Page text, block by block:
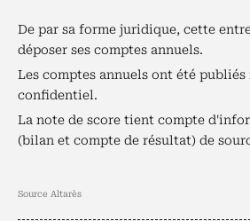
De par sa forme juridique, cette
déposer ses comptes annuels.
Les comptes annuels ont été publiés
confidentiel.
La note de score tient compte
(bilan et compte de résultat) de
Source Altarès